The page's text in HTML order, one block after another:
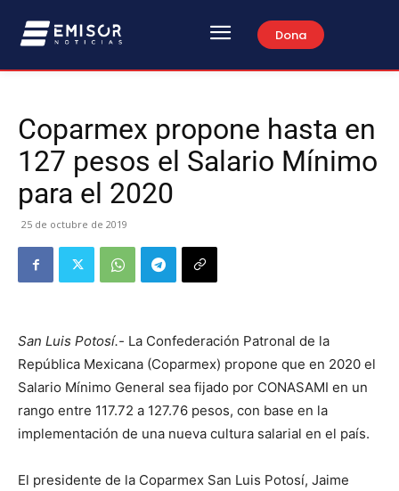
Dona
Coparmex propone hasta en
127 pesos el Salario Mínimo
para el 2020
25 de octubre de 2019
San Luis Potosí.- La Confederación Patronal de la
República Mexicana (Coparmex) propone que en 2020 el
Salario Mínimo General sea fijado por CONASAMI en un
rango entre 117.72 a 127.76 pesos, con base en la
implementación de una nueva cultura salarial en el país.
El presidente de la Coparmex San Luis Potosí, Jaime